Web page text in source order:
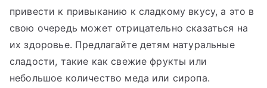
привести к привыканию к сладкому вкусу, а это в
свою очередь может отрицательно сказаться на
их здоровье. Предлагайте детям натуральные
сладости, такие как свежие фрукты или
небольшое количество меда или сиропа.